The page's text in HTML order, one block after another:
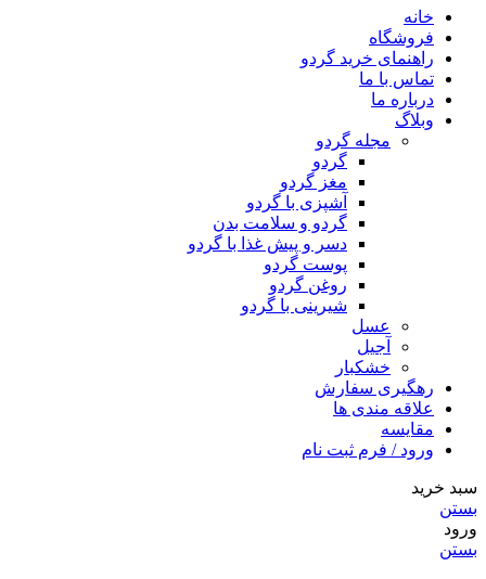
خانه
فروشگاه
راهنمای خرید گردو
تماس با ما
درباره ما
وبلاگ
مجله گردو
گردو
مغز گردو
آشپزی با گردو
گردو و سلامت بدن
دسر و پیش غذا با گردو
پوست گردو
روغن گردو
شیرینی با گردو
عسل
آجیل
خشکبار
رهگیری سفارش
علاقه مندی ها
مقایسه
ورود / فرم ثبت نام
سبد خرید
بستن
ورود
بستن